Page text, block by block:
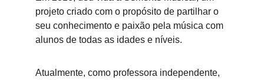
projeto criado com o propósito de partilhar o
seu conhecimento e paixão pela música com
alunos de todas as idades e níveis.
Atualmente, como professora independente,